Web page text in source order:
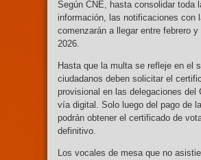
Según CNE, hasta consolidar toda
información, las notificaciones con
comenzarán a llegar entre febrero y
2026.
Hasta que la multa se refleje en el
ciudadanos deben solicitar el
provisional en las delegaciones del
vía digital. Solo luego del pago de
podrán obtener el certificado de
definitivo.
Los vocales de mesa que no